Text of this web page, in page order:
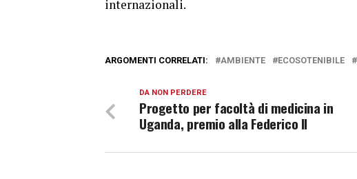
internazionali.
ARGOMENTI CORRELATI: AMBIENTE ECOSOTENIBILE
DA NON PERDERE
Progetto per facoltà di medicina in
Uganda, premio alla Federico II